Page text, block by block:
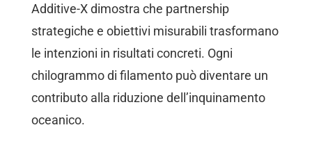
Additive-X dimostra che partnership
strategiche e obiettivi misurabili trasformano
le intenzioni in risultati concreti. Ogni
chilogrammo di filamento può diventare un
contributo alla riduzione dell’inquinamento
oceanico.